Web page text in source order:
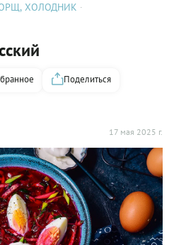
ХОЛОДНИК
17 мая 2025 г.
Поделиться